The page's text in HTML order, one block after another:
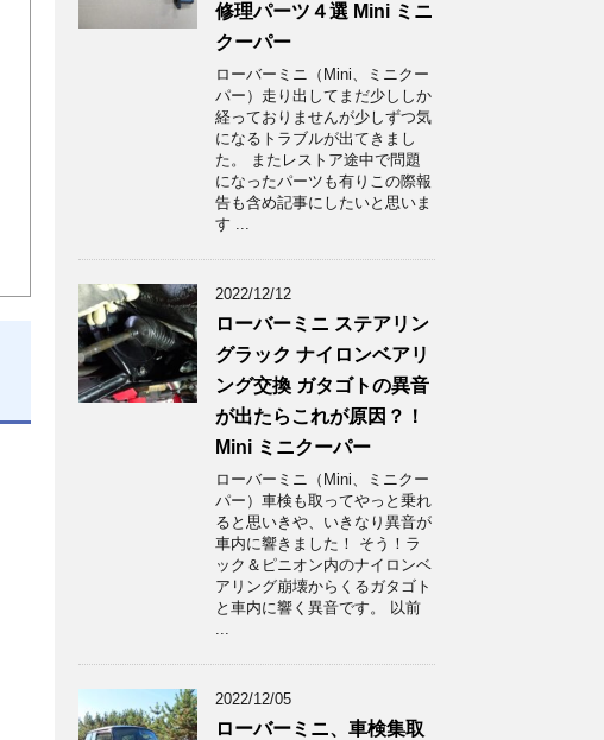
修理パーツ４選 Mini ミニ
クーパー
ローバーミニ（Mini、ミニクー
パー）走り出してまだ少ししか
経っておりませんが少しずつ気
になるトラブルが出てきまし
た。 またレストア途中で問題
になったパーツも有りこの際報
告も含め記事にしたいと思いま
す ...
2022/12/12
ローバーミニ ステアリン
グラック ナイロンベアリ
ング交換 ガタゴトの異音
が出たらこれが原因？！
Mini ミニクーパー
ローバーミニ（Mini、ミニクー
パー）車検も取ってやっと乗れ
ると思いきや、いきなり異音が
車内に響きました！ そう！ラ
ック＆ピニオン内のナイロンベ
アリング崩壊からくるガタゴト
と車内に響く異音です。 以前
...
2022/12/05
ローバーミニ、車検集取